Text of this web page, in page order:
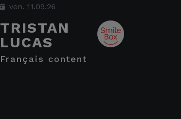
ven. 11.09.26
TRISTAN
LUCAS
français content